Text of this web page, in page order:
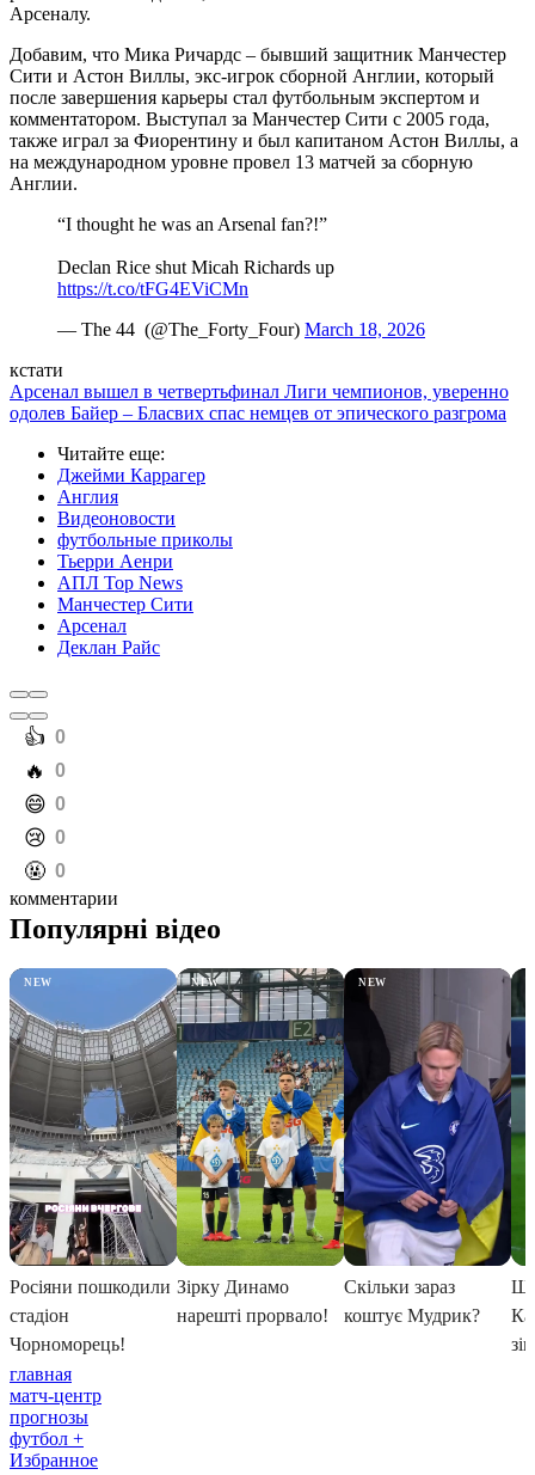
Арсеналу.
Добавим, что Мика Ричардс – бывший защитник Манчестер
Сити и Астон Виллы, экс-игрок сборной Англии, который
после завершения карьеры стал футбольным экспертом и
комментатором. Выступал за Манчестер Сити с 2005 года,
также играл за Фиорентину и был капитаном Астон Виллы, а
на международном уровне провел 13 матчей за сборную
Англии.
“I thought he was an Arsenal fan?!”
Declan Rice shut Micah Richards up
https://t.co/tFG4EViCMn
— The 44 ️ (@The_Forty_Four) March 18, 2026
кстати
Арсенал вышел в четвертьфинал Лиги чемпионов, уверенно
одолев Байер – Бласвих спас немцев от эпического разгрома
Читайте еще:
Джейми Каррагер
Англия
Видеоновости
футбольные приколы
Тьерри Аенри
АПЛ Top News
Манчестер Сити
Арсенал
Деклан Райс
️👍 0
️🔥 0
️😄 0
️😢 0
️🤬 0
комментарии
главная
матч-центр
прогнозы
футбол +
Избранное